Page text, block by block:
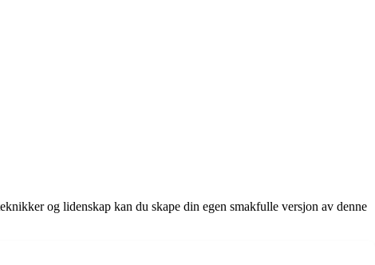
og lidenskap kan du skape din egen smakfulle versjon av denne